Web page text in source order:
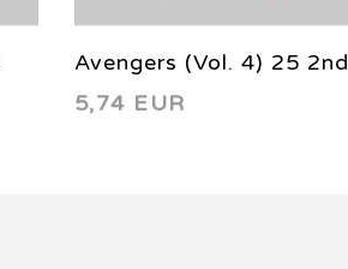
Avengers (Vol. 4) 25 2nd
printing 2012
5,74 EUR